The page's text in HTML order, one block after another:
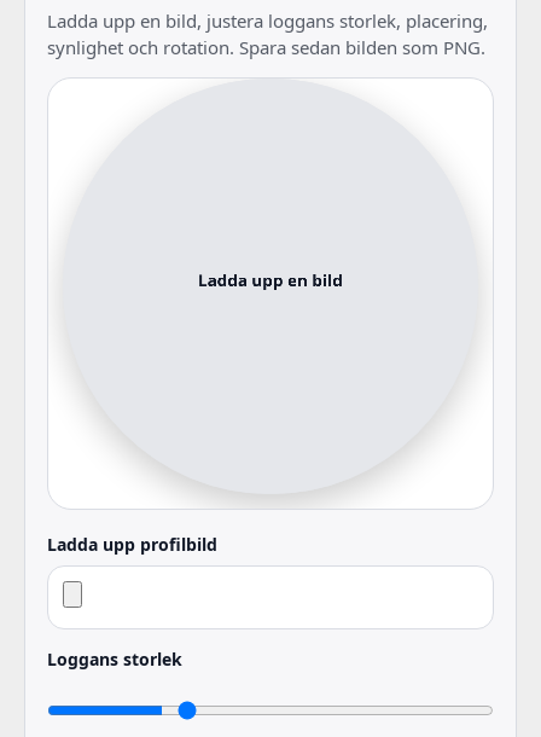
Ladda upp en bild, justera loggans storlek, placering,
synlighet och rotation. Spara sedan bilden som PNG.
Ladda upp profilbild
Loggans storlek